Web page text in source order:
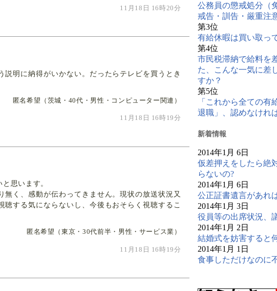
11月18日 16時20分
説明に納得がいかない。だったらテレビを買うとき
匿名希望（茨城・40代・男性・コンピューター関連）
11月18日 16時19分
思います。
く、感動が伝わってきません。現状の放送状況又
する気にならないし、今後もおそらく視聴するこ
匿名希望（東京・30代前半・男性・サービス業）
11月18日 16時19分
公務員の懲戒処分（
戒告・訓告・厳重注意
第3位
有給休暇は買い取っ
第4位
市民税滞納で給料を
た、こんな一気に差
すか？
第5位
「これから全ての有
退職」、認めなけれ
新着情報
2014年1月 6日
仮差押えをしたら絶
らないの?
2014年1月 6日
公正証書遺言があれ
2014年1月 3日
役員等の出席状況、
2014年1月 2日
結婚式を妨害すると
2014年1月 1日
食事しただけなのに